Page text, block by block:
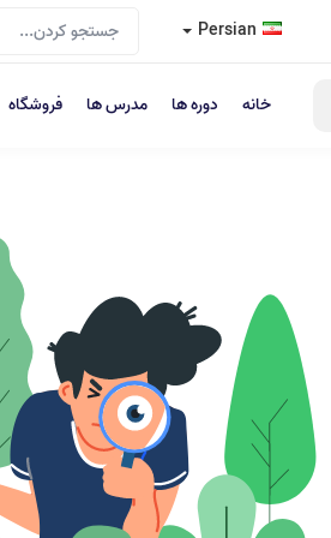
Persian
خانه دوره ها مدرس ها فروشگاه